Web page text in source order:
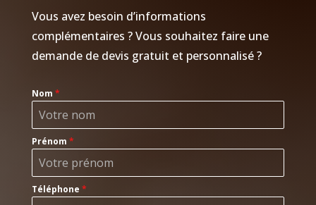
Vous avez besoin d’informations
complémentaires ? Vous souhaitez faire une
demande de devis gratuit et personnalisé ?
Nom *
Prénom *
Téléphone *